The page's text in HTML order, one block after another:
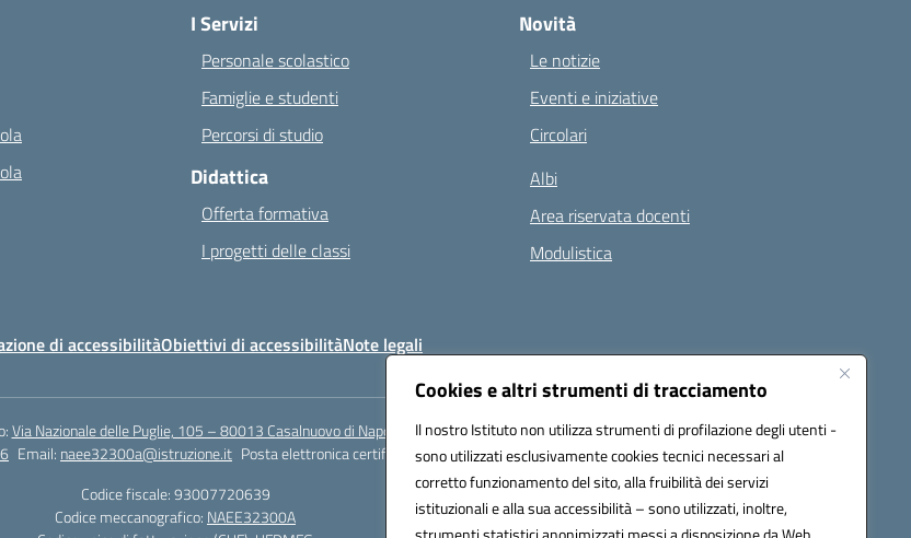
Cookies e altri strumenti di tracciamento
Il nostro Istituto non utilizza strumenti di profilazione degli utenti -
sono utilizzati esclusivamente cookies tecnici necessari al
corretto funzionamento del sito, alla fruibilità dei servizi
istituzionali e alla sua accessibilità – sono utilizzati, inoltre,
I Servizi
Personale scolastico
Famiglie e studenti
Percorsi di studio
Didattica
Offerta formativa
I progetti delle classi
Novità
Le notizie
Eventi e iniziative
Circolari
Albi
Area riservata docenti
Modulistica
di accessibilitàObiettivi di accessibilitàNote legali
Via Nazionale delle Puglie, 105 – 80013 Casalnuovo di Napoli
Email: naee32300a@istruzione.it Posta elettronica certificata (PEC):naee32300a@pec.istruzione.it
Codice fiscale: 93007720639
Codice meccanografico: NAEE32300A